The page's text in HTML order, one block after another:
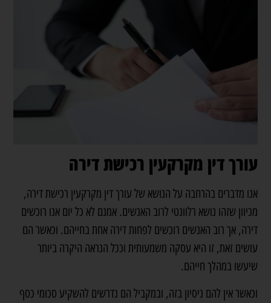
עורך דין מקרקעין רכישת דירה
אנו מדברים בהרחבה על הנושא של עורך דין מקרקעין רכישת דירה,
מכיוון שזהו נושא רלוונטי לרוב האנשים. אמנם לא כל יום אנו רוכשים
דירה, אך רוב האנשים רוכשים לפחות דירה אחת בחייהם. וכאשר הם
עושים זאת, זו היא עסקה משמעותית וככל הנראה היקרה ביותר
שיעשו במהלך חייהם.
וכאשר אין להם ניסיון בזה, ובמקביל הם נדרשים להשקיע סכומי כסף